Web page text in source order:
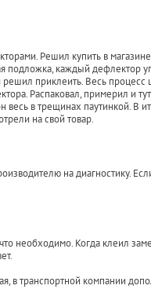
Решил купить в
подложка, каждый дефлектор
приклеить. Весь процесс
Распаковал, примерил и
весь в трещинах паутинкой. В
на свой товар.
на диагностику.
необходимо. Когда клеил
в транспортной компании